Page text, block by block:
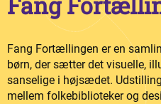
Fang Fortællingen er en
børn, der sætter det visuelle,
sanselige i højsædet.
mellem folkebiblioteker og